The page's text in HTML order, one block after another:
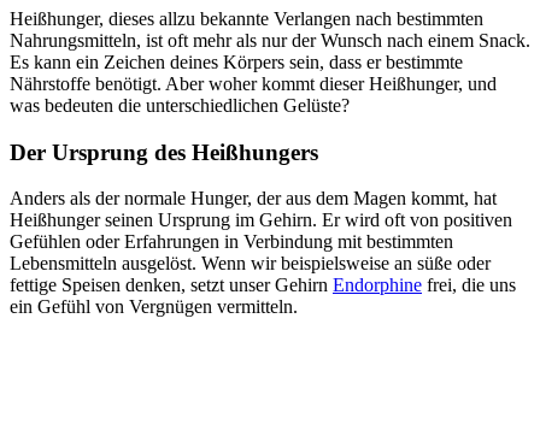
Heißhunger, dieses allzu bekannte Verlangen nach bestimmten
Nahrungsmitteln, ist oft mehr als nur der Wunsch nach einem Snack.
Es kann ein Zeichen deines Körpers sein, dass er bestimmte
Nährstoffe benötigt. Aber woher kommt dieser Heißhunger, und
was bedeuten die unterschiedlichen Gelüste?
Der Ursprung des Heißhungers
Anders als der normale Hunger, der aus dem Magen kommt, hat
Heißhunger seinen Ursprung im Gehirn. Er wird oft von positiven
Gefühlen oder Erfahrungen in Verbindung mit bestimmten
Lebensmitteln ausgelöst. Wenn wir beispielsweise an süße oder
fettige Speisen denken, setzt unser Gehirn Endorphine frei, die uns
ein Gefühl von Vergnügen vermitteln.